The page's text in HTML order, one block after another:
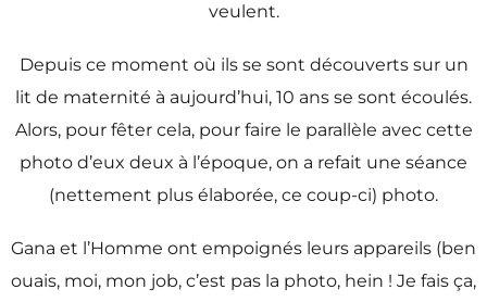
veulent.
Depuis ce moment où ils se sont découverts sur un
lit de maternité à aujourd’hui, 10 ans se sont écoulés.
Alors, pour fêter cela, pour faire le parallèle avec cette
photo d’eux deux à l’époque, on a refait une séance
(nettement plus élaborée, ce coup-ci) photo.
Gana et l’Homme ont empoignés leurs appareils (ben
ouais, moi, mon job, c’est pas la photo, hein ! Je fais ça,